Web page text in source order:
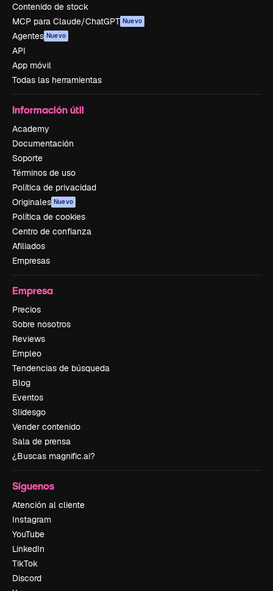
Contenido de stock
MCP para Claude/ChatGPT Nuevo
Agentes Nuevo
API
App móvil
Todas las herramientas
Información útil
Academy
Documentación
Soporte
Términos de uso
Política de privacidad
Originales Nuevo
Política de cookies
Centro de confianza
Afiliados
Empresas
Empresa
Precios
Sobre nosotros
Reviews
Empleo
Tendencias de búsqueda
Blog
Eventos
Slidesgo
Vender contenido
Sala de prensa
¿Buscas magnific.ai?
Síguenos
Atención al cliente
Instagram
YouTube
LinkedIn
TikTok
Discord